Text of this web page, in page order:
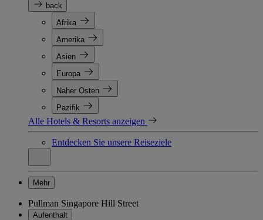
back
Afrika
Amerika
Asien
Europa
Naher Osten
Pazifik
Alle Hotels & Resorts anzeigen
Entdecken Sie unsere Reiseziele
Mehr
Pullman Singapore Hill Street
Aufenthalt